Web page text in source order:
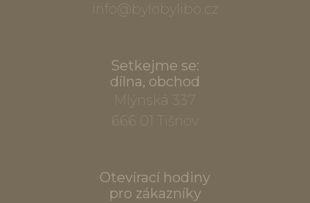
info@bylobylibo.cz
Setkejme se:
dílna, obchod
Mlýnská 337
666 01 Tišnov
Otevírací hodiny
pro zákazníky